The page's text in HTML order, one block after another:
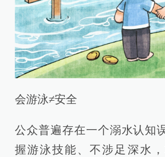
会游泳≠安全
公众普遍存在一个溺水认知
握游泳技能、不涉足深水